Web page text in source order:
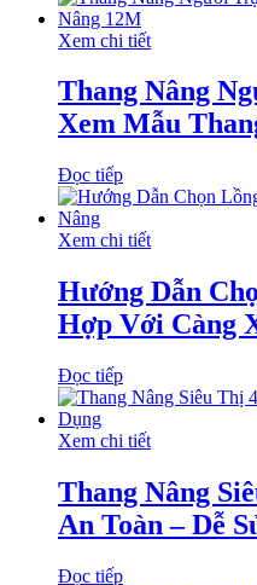
Xem chi tiết
Thang Nâng
Xem Mẫu
Đọc tiếp
Xem chi tiết
Hướng Dẫn
Hợp Với Càng
Đọc tiếp
Xem chi tiết
Thang Nâng
An Toàn – Dễ
Đọc tiếp